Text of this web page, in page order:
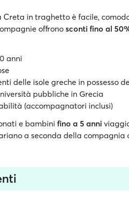
in traghetto è facile,
offrono sconti fino al
anni
delle isole greche in possesso
pubbliche in Grecia
(accompagnatori inclusi)
e bambini fino a 5 anni
a seconda della compagnia